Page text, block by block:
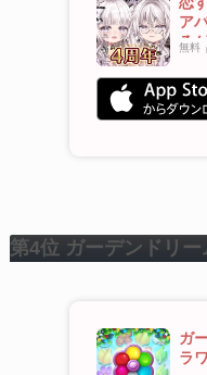
ア
る
無料
第4位 ガーデンドリー
ガ
ラ